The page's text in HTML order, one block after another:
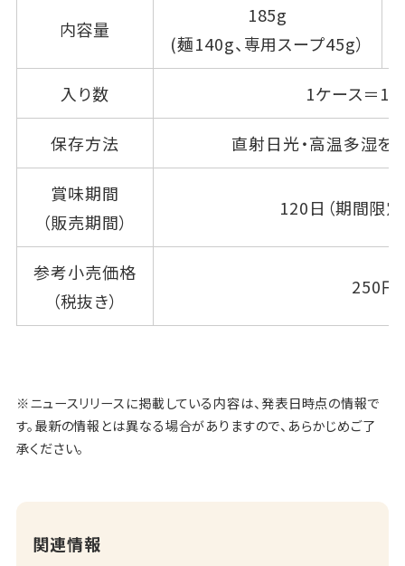
内容量
185g
(麺140g、専用スープ45g）
入り数 1ケース＝10
保存方法 直射日光・高温多湿を
賞味期間
（販売期間）
120日（期間限
参考小売価格
（税抜き）
250円
※ニュースリリースに掲載している内容は、発表日時点の情報で
す。最新の情報とは異なる場合がありますので、あらかじめご了
承ください。
関連情報